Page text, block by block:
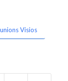
Visios